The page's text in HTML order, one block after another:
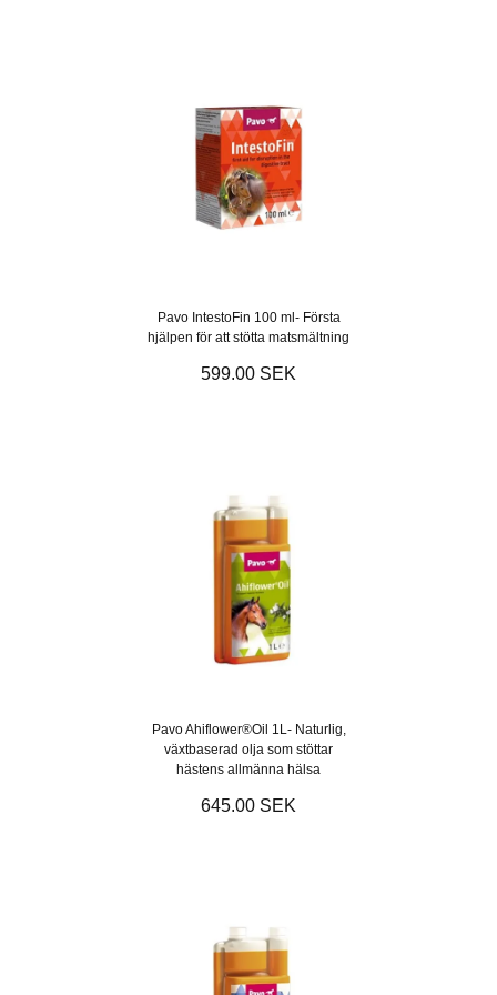
Pavo IntestoFin 100 ml- Första
hjälpen för att stötta matsmältning
599.00 SEK
Pavo Ahiflower®Oil 1L- Naturlig,
växtbaserad olja som stöttar
hästens allmänna hälsa
645.00 SEK